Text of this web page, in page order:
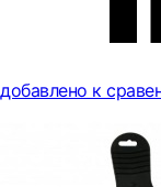
добавлено к